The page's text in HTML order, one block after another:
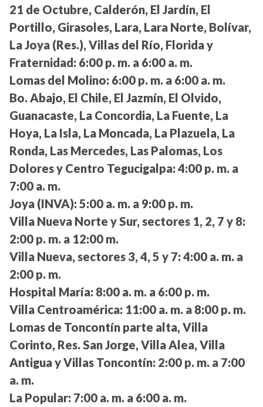
21 de Octubre, Calderón, El Jardín, El
Portillo, Girasoles, Lara, Lara Norte, Bolívar,
La Joya (Res.), Villas del Río, Florida y
Fraternidad: 6:00 p. m. a 6:00 a. m.
Lomas del Molino: 6:00 p. m. a 6:00 a. m.
Bo. Abajo, El Chile, El Jazmín, El Olvido,
Guanacaste, La Concordia, La Fuente, La
Hoya, La Isla, La Moncada, La Plazuela, La
Ronda, Las Mercedes, Las Palomas, Los
Dolores y Centro Tegucigalpa: 4:00 p. m. a
7:00 a. m.
Joya (INVA): 5:00 a. m. a 9:00 p. m.
Villa Nueva Norte y Sur, sectores 1, 2, 7 y 8:
2:00 p. m. a 12:00 m.
Villa Nueva, sectores 3, 4, 5 y 7: 4:00 a. m. a
2:00 p. m.
Hospital María: 8:00 a. m. a 6:00 p. m.
Villa Centroamérica: 11:00 a. m. a 8:00 p. m.
Lomas de Toncontín parte alta, Villa
Corinto, Res. San Jorge, Villa Alea, Villa
Antigua y Villas Toncontín: 2:00 p. m. a 7:00
a. m.
La Popular: 7:00 a. m. a 6:00 a. m.